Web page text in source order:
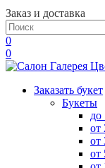
Заказ и доставка
0
0
Заказать букет
Букеты
до
от
от
от